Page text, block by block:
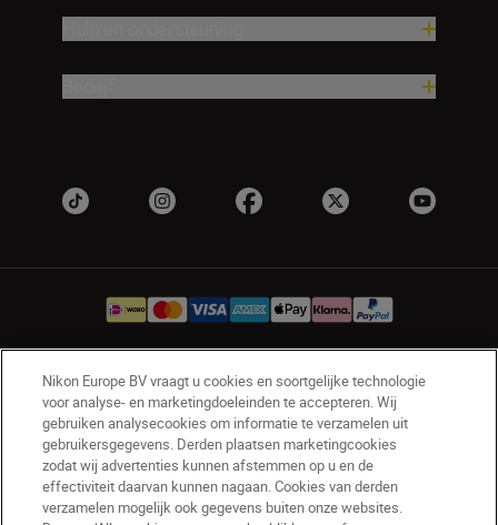
NL Nikon Sites
Contact opnemen
Privacyverklaring
Gebruiksvoorwaarden
Nikon Store - Algemene voorwaarden
Cookieverklaring
Toegankelijkheid
Nikon Europe BV vraagt u cookies en soortgelijke technologie
voor analyse- en marketingdoeleinden te accepteren. Wij
gebruiken analysecookies om informatie te verzamelen uit
gebruikersgegevens. Derden plaatsen marketingcookies
zodat wij advertenties kunnen afstemmen op u en de
effectiviteit daarvan kunnen nagaan. Cookies van derden
verzamelen mogelijk ook gegevens buiten onze websites.